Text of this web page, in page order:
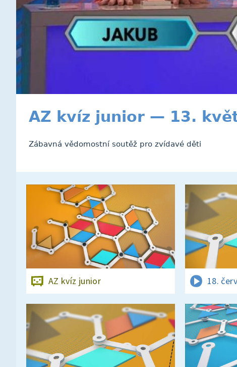
AZ kvíz junior — 13.
Zábavná vědomostní soutěž pro zvídavé děti
AZ kvíz junior 18.